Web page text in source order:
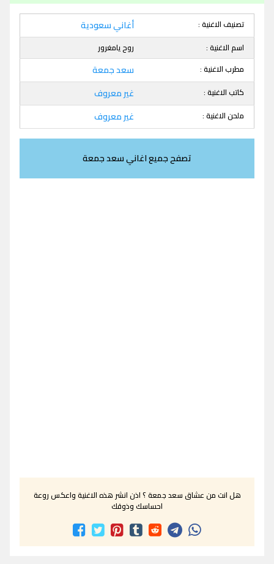
تصنيف الاغنية : أغاني سعودية
اسم الاغنية :
روح يامغرور
مطرب الاغنية :
سعد جمعة
كاتب الاغنية : غير معروف
ملحن الاغنية : غير معروف
تصفح جميع اغاني سعد جمعة
هل انت من عشاق سعد جمعة ؟ اذن انشر هذه الاغنية واعكس روعة
احساسك وذوقك